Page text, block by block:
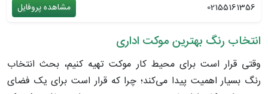
02155161356
مشاهده پروفایل
انتخاب رنگ بهترین موکت اداری
وقتی قرار است برای محیط کار موکت تهیه کنیم، بحث انتخاب
رنگ بسیار اهمیت پیدا می‌کند؛ چرا که قرار است برای یک فضای